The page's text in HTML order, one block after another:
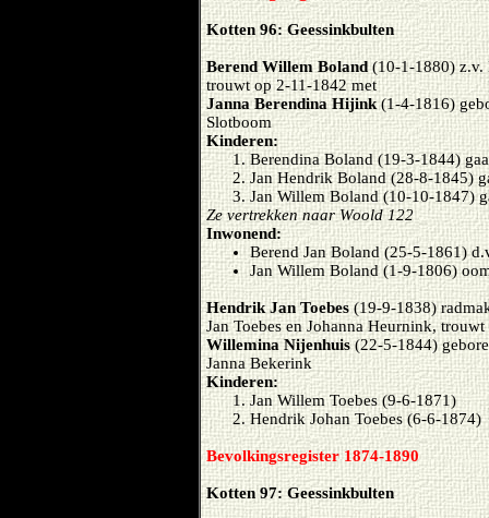
Kotten 96: Geessinkbulten
Berend Willem Boland(10-1-1880) z.v.
trouwt op 2-11-1842 met
Janna Berendina Hijink(1-4-1816)
Slotboom
Kinderen:
Berendina Boland (19-3-1844)
Jan Hendrik Boland (28-8-1845)
Jan Willem Boland (10-10-1847)
Ze vertrekken naar Woold 122
Inwonend:
Berend Jan Boland (25-5-1861)
Jan Willem Boland (1-9-1806)
Hendrik Jan Toebes(19-9-1838)
Jan Toebes en Johanna Heurnink,
Willemina Nijenhuis(22-5-1844)
Janna Bekerink
Kinderen:
Jan Willem Toebes (9-6-1871)
Hendrik Johan Toebes (6-6-1874)
Bevolkingsregister 1874-1890
Kotten 97: Geessinkbulten